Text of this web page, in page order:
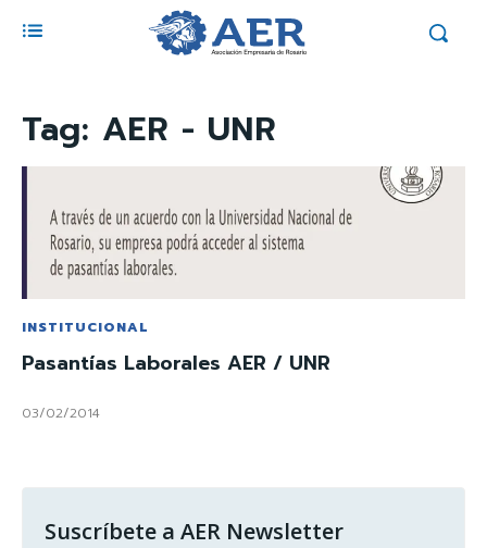
Tag: AER - UNR
INSTITUCIONAL
Pasantías Laborales AER / UNR
03/02/2014
Suscríbete a AER Newsletter